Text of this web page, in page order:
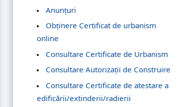
Anunțuri
Obținere Certificat de urbanism
online
Consultare Certificate de Urbanism
Consultare Autorizații de Construire
Consultare Certificate de atestare a
edificării/extinderii/radierii